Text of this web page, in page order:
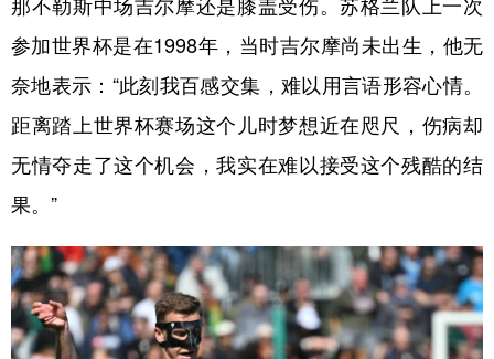
那不勒斯中场吉尔摩还是膝盖受伤。苏格兰队上一次
参加世界杯是在1998年，当时吉尔摩尚未出生，他无
奈地表示：“此刻我百感交集，难以用言语形容心情。
距离踏上世界杯赛场这个儿时梦想近在咫尺，伤病却
无情夺走了这个机会，我实在难以接受这个残酷的结
果。”